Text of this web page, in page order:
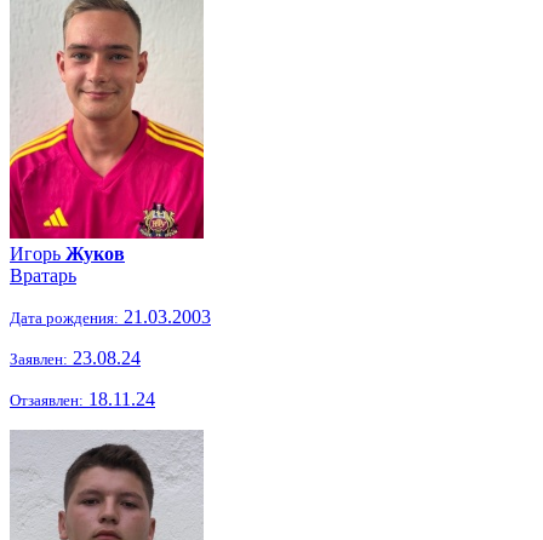
Игорь Жуков
Вратарь
Дата рождения: 21.03.2003
Заявлен: 23.08.24
Отзаявлен: 18.11.24